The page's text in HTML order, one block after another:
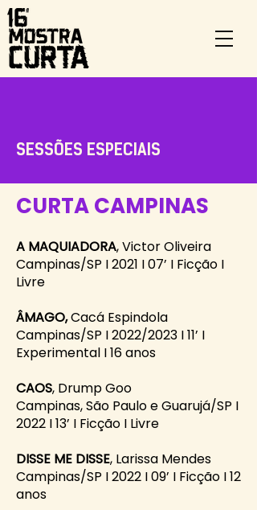
SESSÕES ESPECIAIS
CURTA CAMPINAS
A MAQUIADORA, Victor Oliveira
Campinas/SP I 2021 I 07’ I Ficção I
Livre
ÂMAGO,Cacá Espindola
Campinas/SP I 2022/2023 I 11’ I
Experimental I 16 anos
CAOS, Drump Goo
Campinas, São Paulo e Guarujá/SP I
2022 I 13’ I Ficção I Livre
DISSE ME DISSE, Larissa Mendes
Campinas/SP I 2022 I 09’ I Ficção I 12
anos